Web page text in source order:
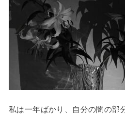
私は一年ばかり、自分の闇の部